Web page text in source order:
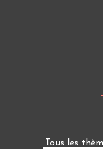
Tous les